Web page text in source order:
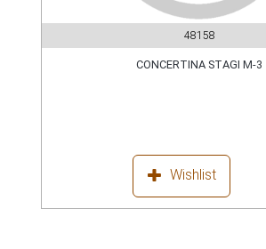
48158
CONCERTINA STAGI M-3
Wishlist